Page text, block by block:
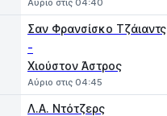
Αύριο στις 04:40
Σαν Φρανσίσκο Τζάιαντς
-
Χιούστον Άστρος
Αύριο στις 04:45
Λ.Α. Ντότζερς